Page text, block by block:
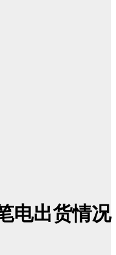
电出货情况